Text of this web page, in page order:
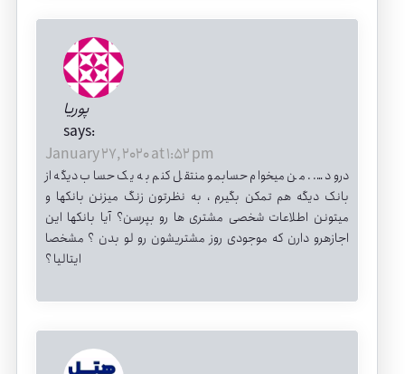
پوریا
says:
January 27, 2020 at 1:52 pm
درود ….. من میخوام حسابمو منتقل کنم به یک حساب دیگه از
بانک دیگه هم تمکن بگیرم ، به نظرتون زنگ میزنن بانکها و
میتونن اطلاعات شخصی مشتری ها رو بپرسن؟ آیا بانکها این
اجازهرو دارن که موجودی روز مشتریشون رو لو بدن ؟ مشخصا
ایتالیا ؟